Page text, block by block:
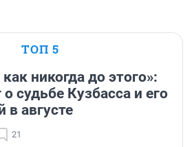
ТОП 5
никогда до этого»:
о судьбе Кузбасса и его
в августе
21